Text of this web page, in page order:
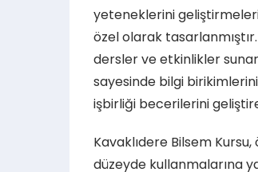
yeteneklerini
özel olarak
dersler ve etkinlikler
sayesinde bilgi
işbirliği becerilerini
Kavaklıdere Bilsem
düzeyde kullanmalarına